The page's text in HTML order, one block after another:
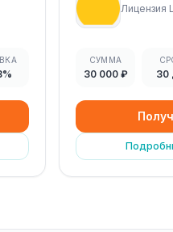
Лицензия
СУММА
30 000 ₽ 30